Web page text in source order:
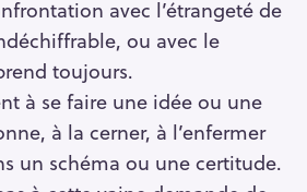
avec l’étrangeté de
ou avec le
toujours.
à se faire une idée ou une
à la cerner, à l’enfermer
un schéma ou une certitude.